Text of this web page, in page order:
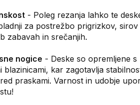
- Poleg rezanja lahko te
za postrežbo prigrizkov, sirov
zabavah in srečanjih.
nogice - Deske so opremljene
blazinicami, kar zagotavlja
praskami. Varnost in udobje